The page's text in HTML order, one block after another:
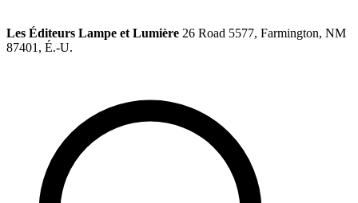
Les Éditeurs Lampe et Lumière 26 Road 5577, Farmington, NM
87401, É.-U.